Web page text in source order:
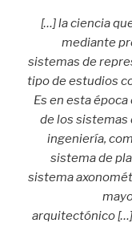
[…] la ciencia
mediante
sistemas de
tipo de estudios
Es en esta
de los sistemas
ingeniería,
sistema de
sistema
arquitectónico […].